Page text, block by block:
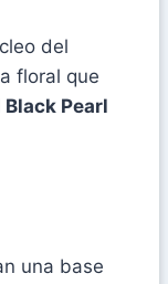
del
floral que
Pearl
una base